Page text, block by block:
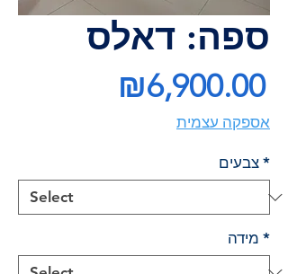
ספה: דאלס
₪6,900.00
אספקה עצמית
צבעים *
מידה *